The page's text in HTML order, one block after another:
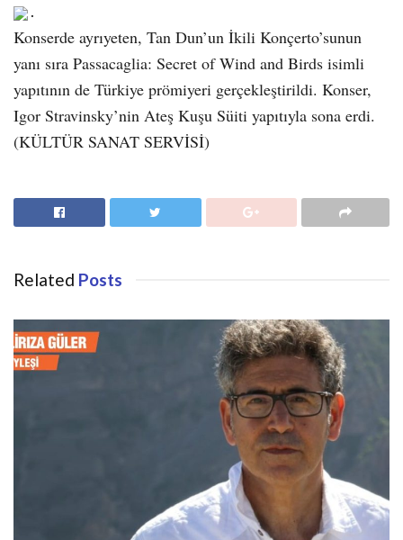
.
Konserde ayrıyeten, Tan Dun’un İkili Konçerto’sunun
yanı sıra Passacaglia: Secret of Wind and Birds isimli
yapıtının de Türkiye prömiyeri gerçekleştirildi. Konser,
Igor Stravinsky’nin Ateş Kuşu Süiti yapıtıyla sona erdi.
(KÜLTÜR SANAT SERVİSİ)
Related Posts